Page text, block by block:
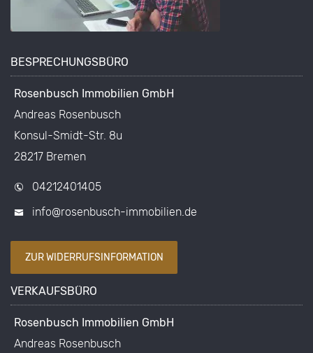
BESPRECHUNGSBÜRO
Rosenbusch Immobilien GmbH
Andreas Rosenbusch
Konsul-Smidt-Str. 8u
28217 Bremen
04212401405
info@rosenbusch-immobilien.de
ZUR WIDERRUFSINFORMATION
VERKAUFSBÜRO
Rosenbusch Immobilien GmbH
Andreas Rosenbusch